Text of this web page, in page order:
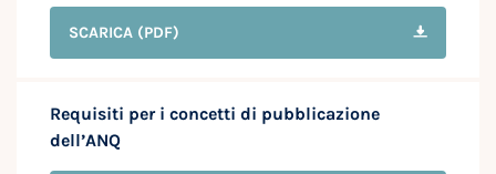
SCARICA (PDF)
Requisiti per i concetti di pubblicazione
dell’ANQ